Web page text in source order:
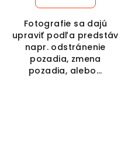
Fotografie sa dajú
upraviť podľa predstáv
napr. odstránenie
pozadia, zmena
pozadia, alebo...